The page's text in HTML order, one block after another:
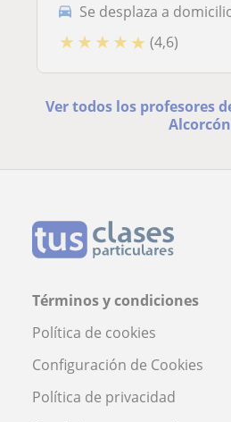
Se desplaza a
★ ★ ★ ★ ★ (4,6)
Ver todos los profesores
Alcorcón
Términos y condiciones
Política de cookies
Configuración de Cookies
Política de privacidad